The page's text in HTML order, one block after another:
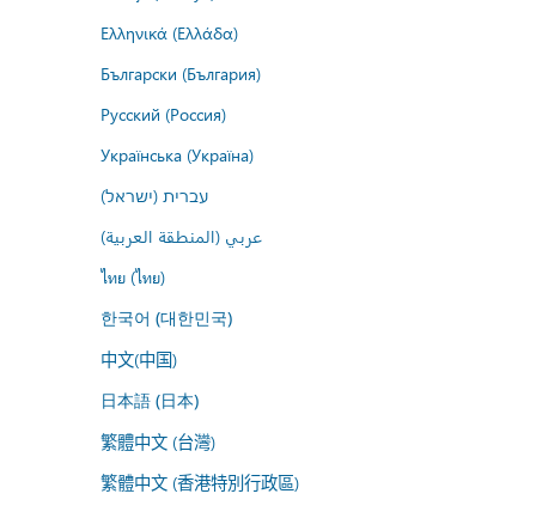
Ελληνικά (Ελλάδα)
Български (България)
Русский (Россия)
Українська (Україна)
עברית (ישראל)
عربي (المنطقة العربية)
ไทย (ไทย)
한국어 (대한민국)
中文(中国)
日本語 (日本)
繁體中文 (台灣)
繁體中文 (香港特別行政區)